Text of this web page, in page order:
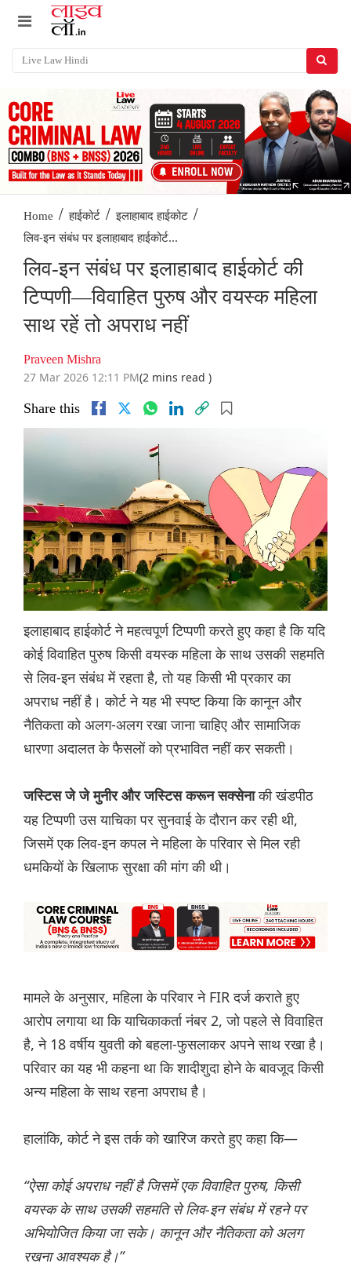
Home / हाईकोर्ट / इलाहाबाद हाईकोट /
लिव-इन संबंध पर इलाहाबाद हाईकोर्ट...
लिव-इन संबंध पर इलाहाबाद हाईकोर्ट की
टिप्पणी—विवाहित पुरुष और वयस्क महिला
साथ रहें तो अपराध नहीं
Praveen Mishra
27 Mar 2026 12:11 PM(2 mins read )
Share this
इलाहाबाद हाईकोर्ट ने महत्वपूर्ण टिप्पणी करते हुए कहा है कि यदि
कोई विवाहित पुरुष किसी वयस्क महिला के साथ उसकी सहमति
से लिव-इन संबंध में रहता है, तो यह किसी भी प्रकार का
अपराध नहीं है। कोर्ट ने यह भी स्पष्ट किया कि कानून और
नैतिकता को अलग-अलग रखा जाना चाहिए और सामाजिक
धारणा अदालत के फैसलों को प्रभावित नहीं कर सकती।
जस्टिस जे जे मुनीर और जस्टिस करून सक्सेनाकी खंडपीठ
यह टिप्पणी उस याचिका पर सुनवाई के दौरान कर रही थी,
जिसमें एक लिव-इन कपल ने महिला के परिवार से मिल रही
धमकियों के खिलाफ सुरक्षा की मांग की थी।
मामले के अनुसार, महिला के परिवार ने FIR दर्ज कराते हुए
आरोप लगाया था कि याचिकाकर्ता नंबर 2, जो पहले से विवाहित
है, ने 18 वर्षीय युवती को बहला-फुसलाकर अपने साथ रखा है।
परिवार का यह भी कहना था कि शादीशुदा होने के बावजूद किसी
अन्य महिला के साथ रहना अपराध है।
हालांकि, कोर्ट ने इस तर्क को खारिज करते हुए कहा कि—
“ऐसा कोई अपराध नहीं है जिसमें एक विवाहित पुरुष, किसी
वयस्क के साथ उसकी सहमति से लिव-इन संबंध में रहने पर
अभियोजित किया जा सके। कानून और नैतिकता को अलग
रखना आवश्यक है।”